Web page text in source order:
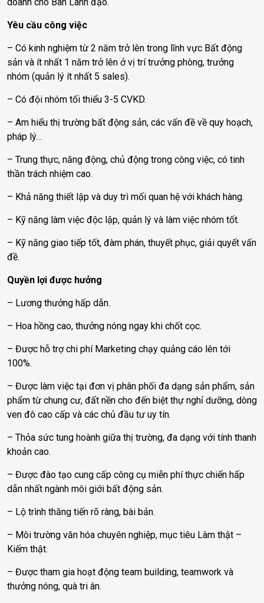
Yêu cầu công việc
– Có kinh nghiệm từ 2 năm trở lên trong lĩnh vực Bất động
sản và ít nhất 1 năm trở lên ở vị trí trưởng phòng, trưởng
nhóm (quản lý ít nhất 5 sales).
– Có đội nhóm tối thiểu 3-5 CVKD.
– Am hiểu thị trường bất động sản, các vấn đề về quy hoạch,
pháp lý…
– Trung thực, năng động, chủ động trong công việc, có tinh
thần trách nhiệm cao.
– Khả năng thiết lập và duy trì mối quan hệ với khách hàng.
– Kỹ năng làm việc độc lập, quản lý và làm việc nhóm tốt.
– Kỹ năng giao tiếp tốt, đàm phán, thuyết phục, giải quyết vấn
đề.
Quyền lợi được hưởng
– Lương thưởng hấp dẫn.
– Hoa hồng cao, thưởng nóng ngay khi chốt cọc.
– Được hỗ trợ chi phí Marketing chạy quảng cáo lên tới
100%.
– Được làm việc tại đơn vị phân phối đa dạng sản phẩm, sản
phẩm từ chung cư, đất nền cho đến biệt thự nghỉ dưỡng, dòng
ven đô cao cấp và các chủ đầu tư uy tín.
– Thỏa sức tung hoành giữa thị trường, đa dạng với tính thanh
khoản cao.
– Được đào tạo cung cấp công cụ miễn phí thực chiến hấp
dẫn nhất ngành môi giới bất động sản.
– Lộ trình thăng tiến rõ ràng, bài bản.
– Môi trường văn hóa chuyên nghiệp, mục tiêu Làm thật –
Kiếm thật.
– Được tham gia hoạt động team building, teamwork và
thưởng nóng, quà tri ân.